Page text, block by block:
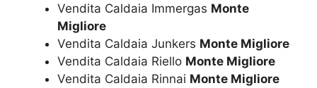
Vendita Caldaia Immergas Monte
Migliore
Vendita Caldaia Junkers Monte Migliore
Vendita Caldaia Riello Monte Migliore
Vendita Caldaia Rinnai Monte Migliore